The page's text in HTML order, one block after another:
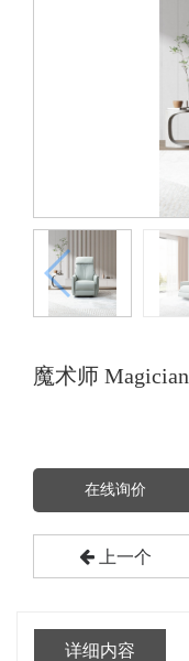
魔术师 Magician
在线询价
上一个
详细内容